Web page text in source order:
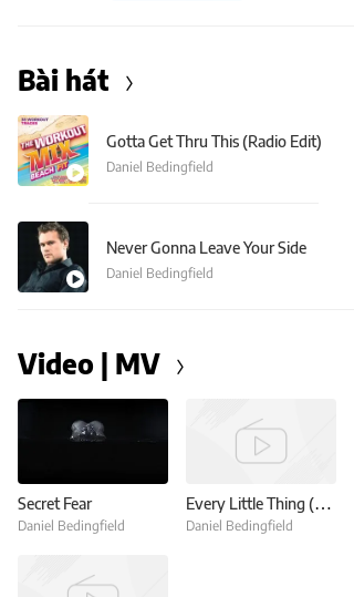
Bài hát
Gotta Get Thru This (Radio Edit)
Daniel Bedingfield
Never Gonna Leave Your Side
Daniel Bedingfield
Video | MV
Secret Fear
Daniel Bedingfield
Every Little Thing (Lyrics)
Daniel Bedingfield